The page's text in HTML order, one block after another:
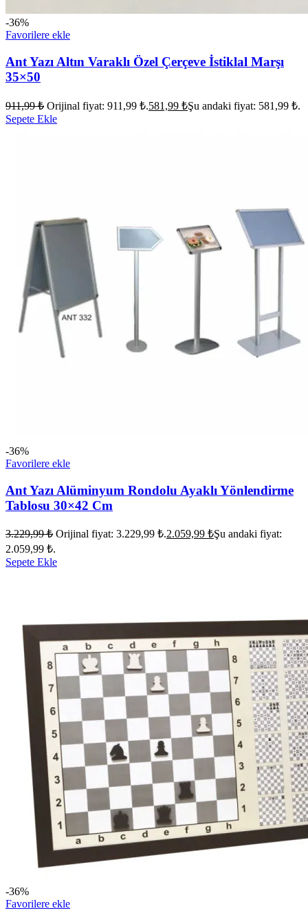
-36%
Favorilere ekle
Ant Yazı Altın Varaklı Özel Çerçeve İstiklal Marşı
35×50
911,99₺ Orijinal fiyat: 911,99 ₺.581,99 ₺Şu andaki fiyat: 581,99 ₺.
Sepete Ekle
-36%
Favorilere ekle
Ant Yazı Alüminyum Rondolu Ayaklı Yönlendirme
Tablosu 30×42 Cm
3.229,99₺ Orijinal fiyat: 3.229,99 ₺.2.059,99 ₺Şu andaki fiyat:
2.059,99 ₺.
Sepete Ekle
-36%
Favorilere ekle